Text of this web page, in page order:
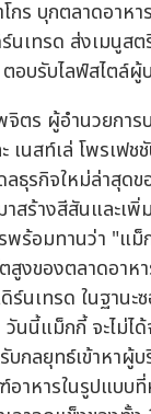
ตร ผู้อำนวยการ
นสท์เล่ โพรเฟช
ลธุรกิจใหม่ล่าสุด
สร้างสีสันและเพิ่
ร้อมทานว่า "แม็
สูงของตลาดอาห
ดิร์นเทรด ในฐาน
วันนี้แม็กกี้ จะไม่ไ
บกลยุทธ์เข้าหาผู้
าหารในรูปแบบที่